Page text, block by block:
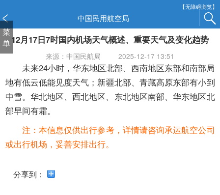
【无障碍浏览】
中国民用航空局
菜
单12月17日7时国内机场天气概述、重要天气及变化趋势
来源：中国民航局 2025-12-17 13:51
未来24小时，华东地区北部、西南地区东部和南部局
地有低云低能见度天气；新疆北部、青藏高原东部有小到
中雪。华北地区、西北地区、东北地区南部、华东地区北
部早间有霜。
注：本信息仅供出行参考，详情请咨询承运航空公司
或出行机场，妥善安排出行。
分享到：
窗
口
打
开
碍
说
明
页
按